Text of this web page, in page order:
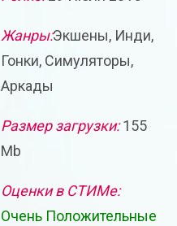
Жанры:Экшены, Инди,
Гонки, Симуляторы,
Аркады
Размер загрузки:155
Mb
Оценки в СТИМе:
Очень Положительные